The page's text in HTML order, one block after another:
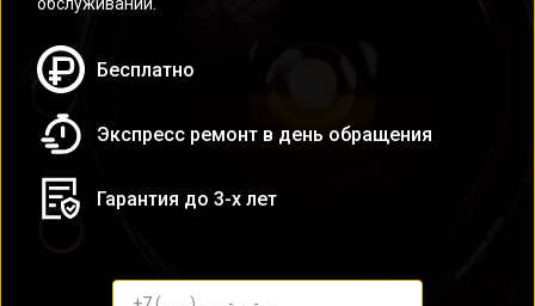
Бесплатно
Экспресс ремонт в день обращения
Гарантия до 3-х лет